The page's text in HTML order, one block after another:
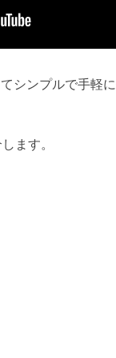
シンプルで手軽
ます。